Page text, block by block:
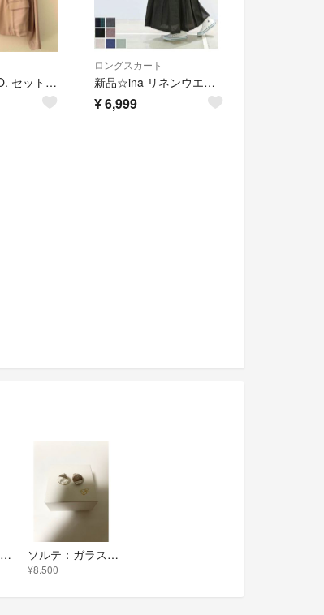
美品 WHYTO. セットアップスーツ ベージュ
ロングスカート
新品☆ina リネンウエストタックロングスカート
¥6,999
極美品 アランチ ダウンコート リアルファー 80% Aライン グレージュ L ソルテ：ガラスサークルピアス
¥8,500